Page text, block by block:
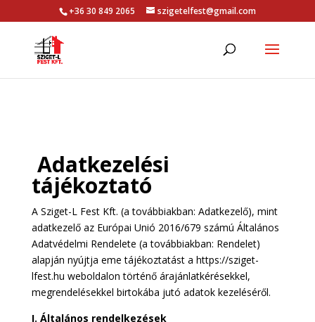
+36 30 849 2065 szigetelfest@gmail.com
Adatkezelési
tájékoztató
A Sziget-L Fest Kft. (a továbbiakban: Adatkezelő), mint
adatkezelő az Európai Unió 2016/679 számú Általános
Adatvédelmi Rendelete (a továbbiakban: Rendelet)
alapján nyújtja eme tájékoztatást a https://sziget-
lfest.hu weboldalon történő árajánlatkérésekkel,
megrendelésekkel birtokába jutó adatok kezeléséről.
I. Általános rendelkezések